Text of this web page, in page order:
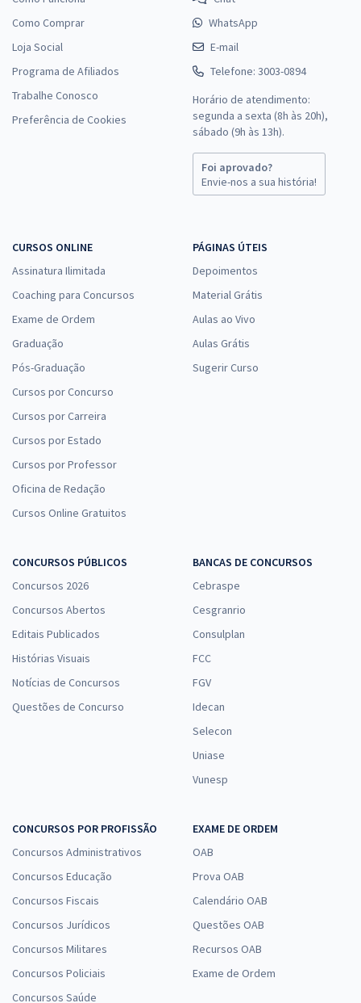
Como Comprar
Loja Social
Programa de Afiliados
Trabalhe Conosco
Preferência de Cookies
WhatsApp
E-mail
Telefone: 3003-0894
Horário de atendimento:
segunda a sexta (8h às 20h),
sábado (9h às 13h).
Foi aprovado?
Envie-nos a sua história!
CURSOS ONLINE
Assinatura Ilimitada
Coaching para Concursos
Exame de Ordem
Graduação
Pós-Graduação
Cursos por Concurso
Cursos por Carreira
Cursos por Estado
Cursos por Professor
Oficina de Redação
Cursos Online Gratuitos
PÁGINAS ÚTEIS
Depoimentos
Material Grátis
Aulas ao Vivo
Aulas Grátis
Sugerir Curso
CONCURSOS PÚBLICOS
Concursos 2026
Concursos Abertos
Editais Publicados
Histórias Visuais
Notícias de Concursos
Questões de Concurso
BANCAS DE CONCURSOS
Cebraspe
Cesgranrio
Consulplan
FCC
FGV
Idecan
Selecon
Uniase
Vunesp
CONCURSOS POR PROFISSÃO
Concursos Administrativos
Concursos Educação
Concursos Fiscais
Concursos Jurídicos
Concursos Militares
Concursos Policiais
Concursos Saúde
EXAME DE ORDEM
OAB
Prova OAB
Calendário OAB
Questões OAB
Recursos OAB
Exame de Ordem